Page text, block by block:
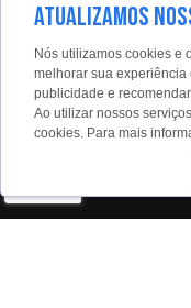
Av. Eng.
ATUALIZAMOS
Nós utilizamos cookies e
melhorar sua
publicidade e
Ao utilizar nossos
cookies. Para mais